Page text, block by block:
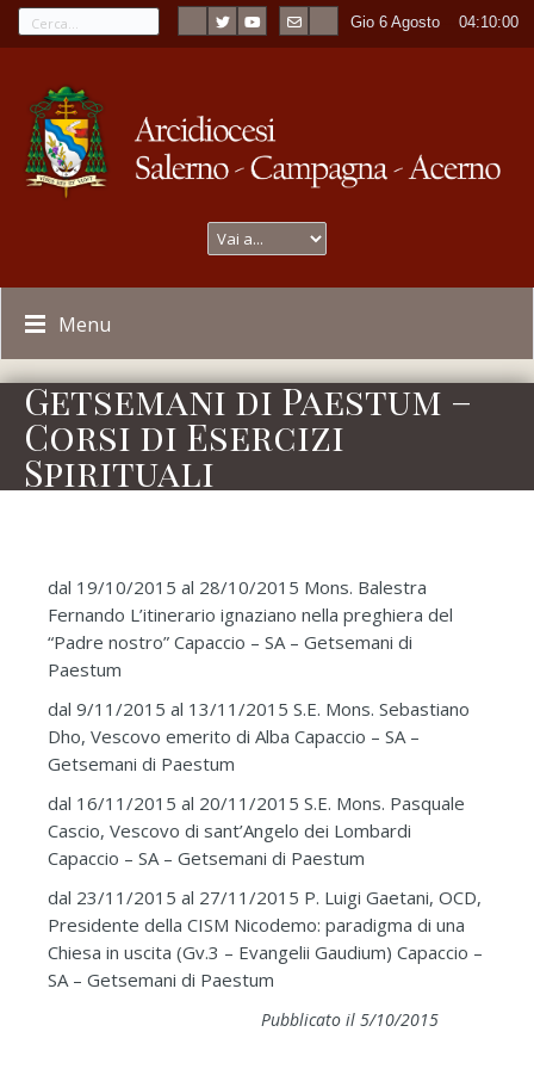
Gio 6 Agosto ----04:10:00
Menu
Getsemani di Paestum –
Corsi di Esercizi
Spirituali
dal 19/10/2015 al 28/10/2015 Mons. Balestra
Fernando L’itinerario ignaziano nella preghiera del
“Padre nostro” Capaccio – SA – Getsemani di
Paestum
dal 9/11/2015 al 13/11/2015 S.E. Mons. Sebastiano
Dho, Vescovo emerito di Alba Capaccio – SA –
Getsemani di Paestum
dal 16/11/2015 al 20/11/2015 S.E. Mons. Pasquale
Cascio, Vescovo di sant’Angelo dei Lombardi
Capaccio – SA – Getsemani di Paestum
dal 23/11/2015 al 27/11/2015 P. Luigi Gaetani, OCD,
Presidente della CISM Nicodemo: paradigma di una
Chiesa in uscita (Gv.3 – Evangelii Gaudium) Capaccio –
SA – Getsemani di Paestum
Pubblicato il 5/10/2015